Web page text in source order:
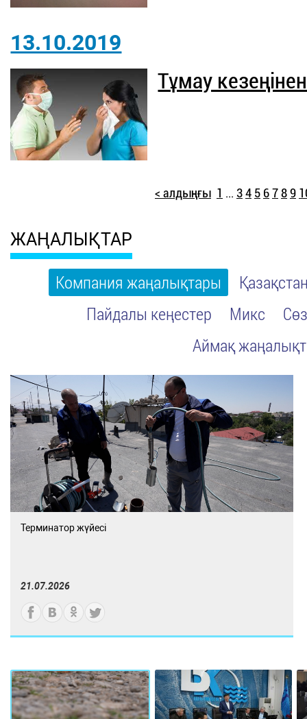
13.10.2019
Тұмау
< алдыңғы 1 ... 34 5 6789
ЖАҢАЛЫҚТАР
Компания жаңалықтары
Пайдалы кеңестер
Микс
Аймақ
Терминатор жүйесі
21.07.2026